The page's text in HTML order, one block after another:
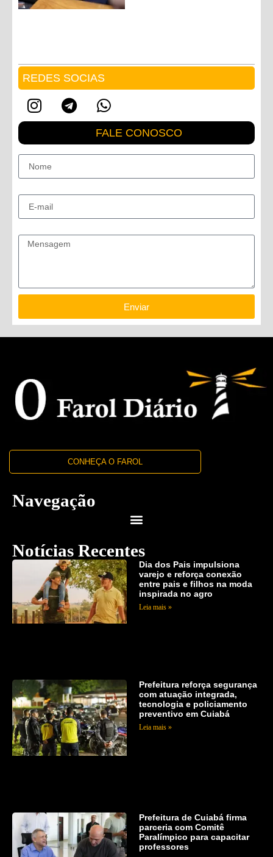
REDES SOCIAS
FALE CONOSCO
Enviar
CONHEÇA O FAROL
Navegação
Notícias Recentes
Dia dos Pais impulsiona
varejo e reforça conexão
entre pais e filhos na moda
inspirada no agro
Leia mais »
Prefeitura reforça segurança
com atuação integrada,
tecnologia e policiamento
preventivo em Cuiabá
Leia mais »
Prefeitura de Cuiabá firma
parceria com Comitê
Paralímpico para capacitar
professores